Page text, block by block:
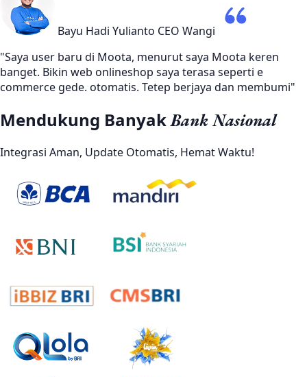
Bayu Hadi Yulianto CEO Wangi
"Saya user baru di Moota, menurut saya Moota keren
banget. Bikin web onlineshop saya terasa seperti e
commerce gede. otomatis. Tetep berjaya dan membumi"
Mendukung BanyakBank Nasional
Integrasi Aman, Update Otomatis, Hemat Waktu!